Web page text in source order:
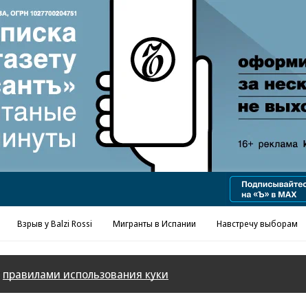
Реклама в «Ъ» www.kommersant.ru/ad
Взрыв у Balzi Rossi Мигранты в Испании Навстречу выборам
правилами использования куки